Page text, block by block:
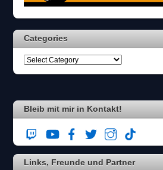
ä
h
l
n
i
i
t
d
e
Categories
Bleib mit mir in Kontakt!
Links, Freunde und Partner